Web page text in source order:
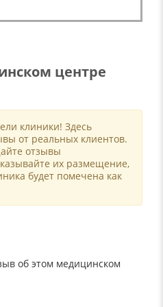
центре
клиники! Здесь
от реальных клиентов.
отзывы
их размещение,
будет помечена как
об этом медицинском